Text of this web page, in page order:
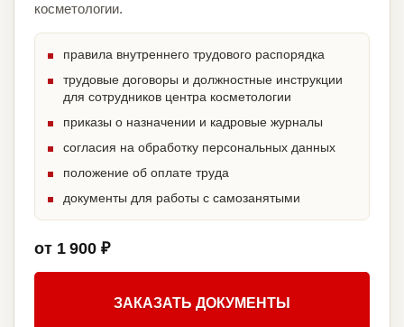
косметологии.
правила внутреннего трудового распорядка
трудовые договоры и должностные инструкции
для сотрудников центра косметологии
приказы о назначении и кадровые журналы
согласия на обработку персональных данных
положение об оплате труда
документы для работы с самозанятыми
от 1 900 ₽
ЗАКАЗАТЬ ДОКУМЕНТЫ